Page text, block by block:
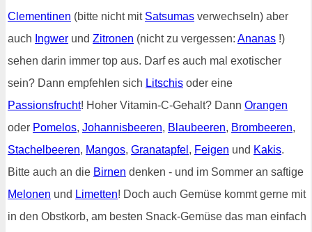
Clementinen (bitte nicht mit Satsumas verwechseln) aber
auch Ingwer und Zitronen (nicht zu vergessen: Ananas !)
sehen darin immer top aus. Darf es auch mal exotischer
sein? Dann empfehlen sich Litschis oder eine
Passionsfrucht! Hoher Vitamin-C-Gehalt? Dann Orangen
oder Pomelos, Johannisbeeren, Blaubeeren, Brombeeren,
Stachelbeeren, Mangos, Granatapfel , Feigen und Kakis.
Bitte auch an die Birnen denken - und im Sommer an saftige
Melonen und Limetten! Doch auch Gemüse kommt gerne mit
in den Obstkorb, am besten Snack-Gemüse das man einfach